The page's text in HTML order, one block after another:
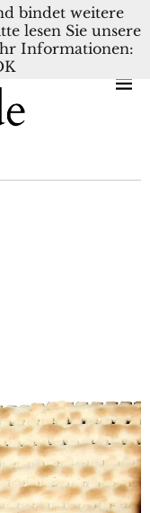
NEDERLANDS
bindet weitere
lesen Sie unsere
Informationen: